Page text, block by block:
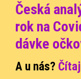
Česká
rok na
dávke
A u nás?